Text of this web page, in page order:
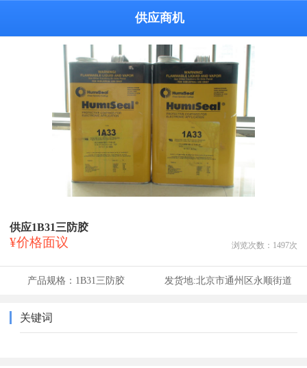
供应商机
供应1B31三防胶
¥价格面议 浏览次数： 1497次
产品规格： 1B31三防胶 发货地:北京市通州区永顺街道
关键词